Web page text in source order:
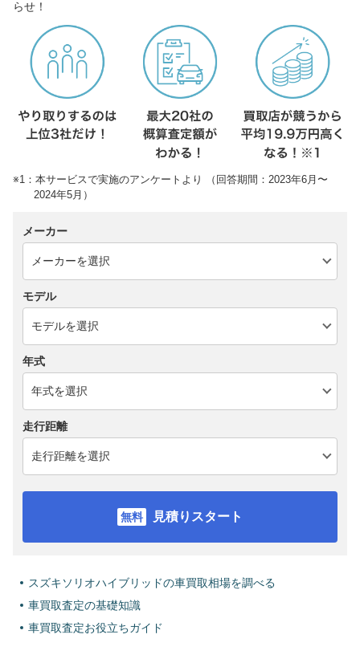
らせ！
※1：本サービスで実施のアンケートより （回答期間：2023年6月〜
2024年5月）
メーカー
モデル
年式
走行距離
見積りスタート
スズキソリオハイブリッドの車買取相場を調べる
車買取査定の基礎知識
車買取査定お役立ちガイド